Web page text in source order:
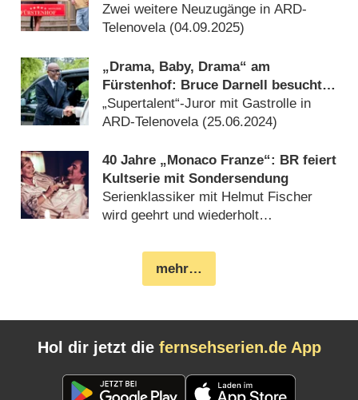
Zwei weitere Neuzugänge in ARD-
Telenovela (04.09.2025)
„Drama, Baby, Drama“ am
Fürstenhof: Bruce Darnell besucht
„Sturm der Liebe“
„Supertalent“-Juror mit Gastrolle in
ARD-Telenovela (25.06.2024)
40 Jahre „Monaco Franze“: BR feiert
Kultserie mit Sondersendung
Serienklassiker mit Helmut Fischer
wird geehrt und wiederholt
mehr…
Hol dir jetzt die fernsehserien.de App